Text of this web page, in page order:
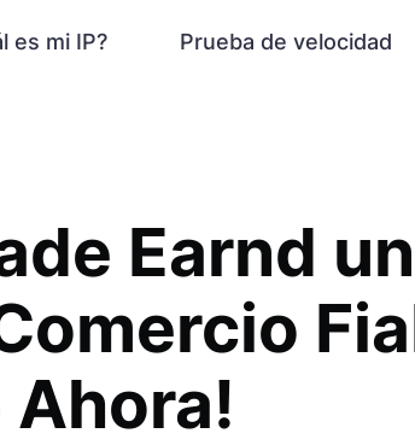
es mi IP? Prueba de velocidad
Earnd un
Ahora!